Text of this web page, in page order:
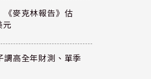
麥克林報告》估
元
高全年財測、單季